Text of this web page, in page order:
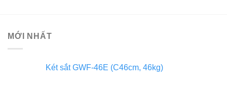
MỚI NHẤT
Két sắt GWF-46E (C46cm, 46kg)